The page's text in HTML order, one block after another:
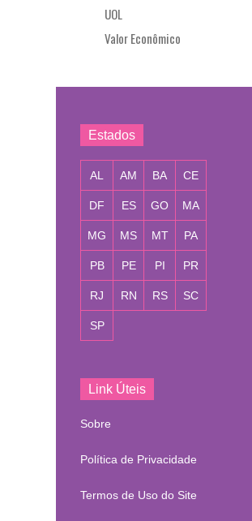
UOL
Valor Econômico
Estados
AL AM BA CE
DF ES GO MA
MG MS MT PA
PB PE PI PR
RJ RN RS SC
SP
Link Úteis
Sobre
Política de Privacidade
Termos de Uso do Site